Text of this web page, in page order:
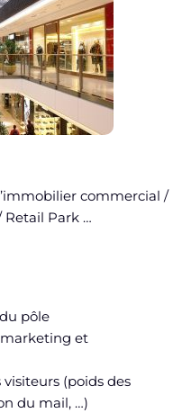
commercial /
Park …
pôle
marketing et
(poids des
du mail, …)